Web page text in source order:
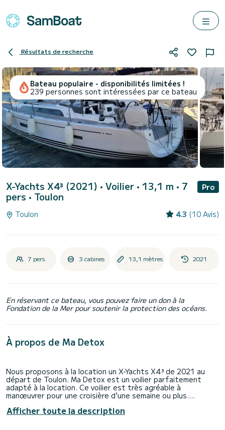
Résultats de recherche
Bateau populaire - disponibilités limitées !
239 personnes sont intéressées par ce bateau
X-Yachts X4³ (2021) • Voilier • 13,1 m • 7
pers • Toulon
Pro
Toulon 4.3 (10 Avis)
7 pers. 3 cabines 13,1 mètres 2021
En réservant ce bateau, vous pouvez faire un don à la
Fondation de la Mer pour soutenir la protection des océans.
À propos de Ma Detox
Nous proposons à la location un X-Yachts X4³ de 2021 au
départ de Toulon. Ma Detox est un voilier parfaitement
adapté à la location. Ce voilier est très agréable à
manœuvrer pour une croisière d'une semaine ou plus.
Le bateau dispose de 3 cabines tout confort et une
Afficher toute la description